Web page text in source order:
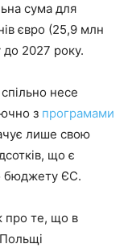
сума для
євро (25,9 млн
до 2027 року.
несе
з програмами
лише свою
що є
бюджету ЄС.
про те, що в